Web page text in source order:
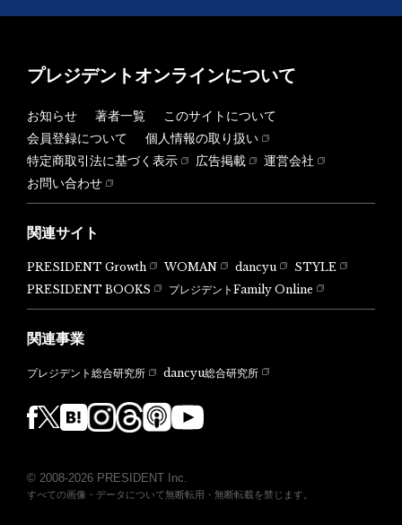
プレジデントオンラインについて
お知らせ 著者一覧
このサイトについて
会員登録について
個人情報の取り扱い
特定商取引法に基づく表示
広告掲載
運営会社
お問い合わせ
関連サイト
PRESIDENT Growth WOMAN dancyu
STYLE
PRESIDENT BOOKS
プレジデントFamily Online
関連事業
プレジデント総合研究所 dancyu総合研究所
© 2008-2026 PRESIDENT Inc.
すべての画像・データについて無断転用・無断転載を禁じます。